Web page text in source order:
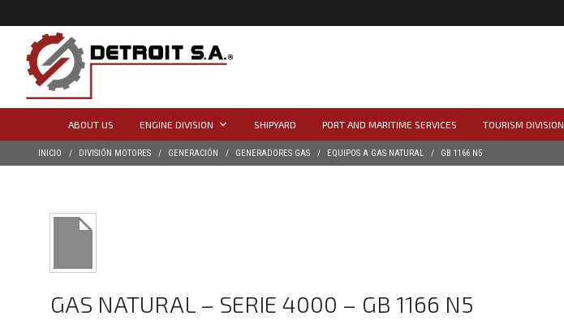
ABOUT US ENGINE DIVISION SHIPYARD PORT AND MARITIME SERVICES TOURISM DIVISION
INICIO DIVISIÓN MOTORES GENERACIÓN GENERADORES GAS EQUIPOS A GAS NATURAL GB 1166 N5
GAS NATURAL – SERIE 4000 – GB 1166 N5